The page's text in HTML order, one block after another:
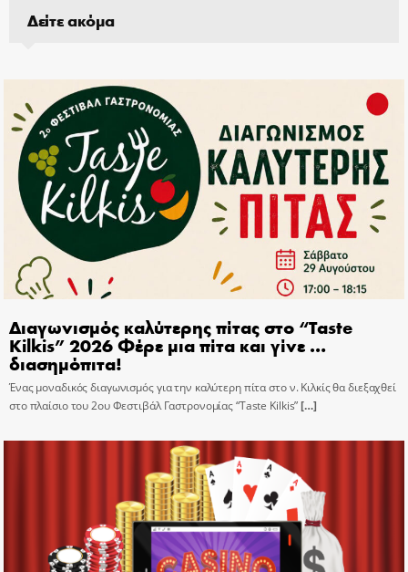
Δείτε ακόμα
Διαγωνισμός καλύτερης πίτας στο “Taste
Kilkis” 2026 Φέρε μια πίτα και γίνε …
διασημόπιτα!
Ένας μοναδικός διαγωνισμός για την καλύτερη πίτα στο ν. Κιλκίς θα διεξαχθεί
στο πλαίσιο του 2ου Φεστιβάλ Γαστρονομίας “Taste Kilkis”[…]